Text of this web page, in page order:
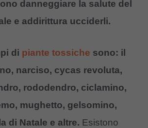
danneggiare la salute del
e addirittura ucciderli.
di piante tossiche sono: il
narciso, cycas revoluta,
rododendro, ciclamino,
mughetto, gelsomino,
di Natale e altre. Esistono